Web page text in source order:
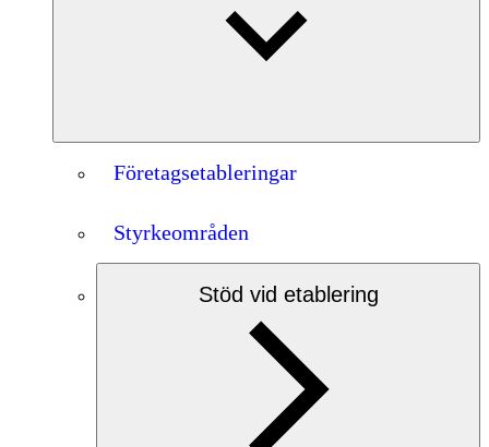
Företagsetableringar
Styrkeområden
Stöd vid etablering